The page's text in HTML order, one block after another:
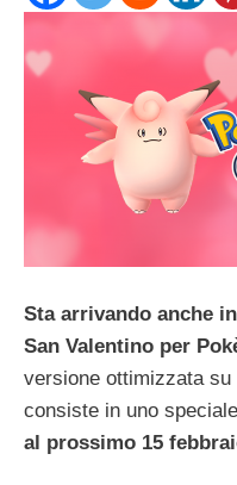
Sta arrivando anche
San Valentino per
versione ottimizzata su
consiste in uno
al prossimo 15